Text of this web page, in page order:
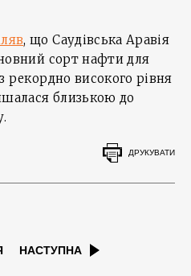
, що Саудівська Аравія
сорт нафти для
рекордно високого рівня
близькою до
ДРУКУВАТИ
НАСТУПНА